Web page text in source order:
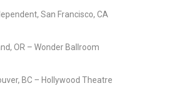
San Francisco, CA
OR – Wonder Ballroom
BC – Hollywood Theatre